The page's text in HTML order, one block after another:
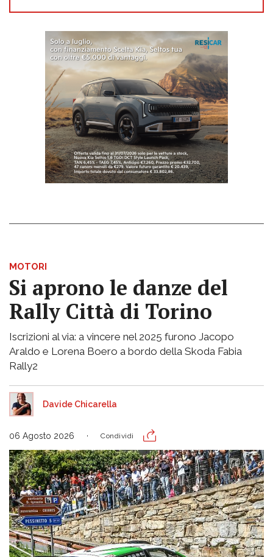
MOTORI
Si aprono le danze del
Rally Città di Torino
Iscrizioni al via: a vincere nel 2025 furono Jacopo
Araldo e Lorena Boero a bordo della Skoda Fabia
Rally2
Davide Chicarella
06 Agosto 2026 Condividi